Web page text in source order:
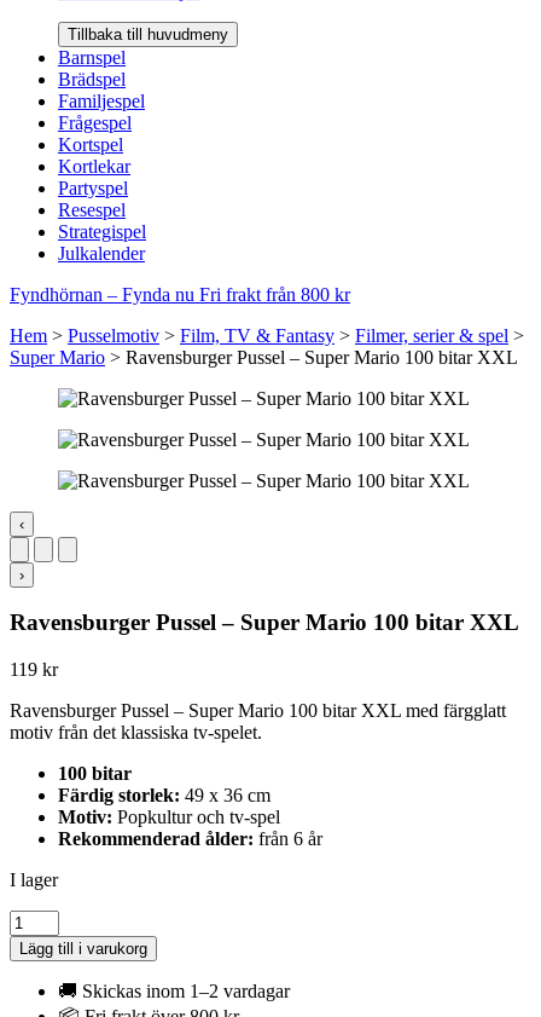
Tillbaka till huvudmeny
Barnspel
Brädspel
Familjespel
Frågespel
Kortspel
Kortlekar
Partyspel
Resespel
Strategispel
Julkalender
Fyndhörnan – Fynda nu Fri frakt från 800 kr
Hem > Pusselmotiv > Film, TV & Fantasy > Filmer, serier & spel >
Super Mario > Ravensburger Pussel – Super Mario 100 bitar XXL
‹
›
Ravensburger Pussel – Super Mario 100 bitar XXL
119 kr
Ravensburger Pussel – Super Mario 100 bitar XXL med färgglatt
motiv från det klassiska tv-spelet.
100 bitar
Färdig storlek: 49 x 36 cm
Motiv: Popkultur och tv-spel
Rekommenderad ålder: från 6 år
I lager
Ravensburger
Pussel
-
Super
Lägg till i varukorg
🚚 Skickas inom 1–2 vardagar